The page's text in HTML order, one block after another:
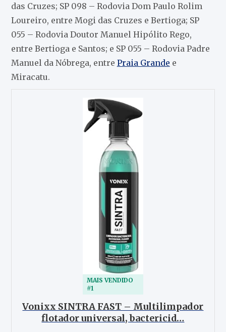
das Cruzes; SP 098 – Rodovia Dom Paulo Rolim
Loureiro, entre Mogi das Cruzes e Bertioga; SP
055 – Rodovia Doutor Manuel Hipólito Rego,
entre Bertioga e Santos; e SP 055 – Rodovia Padre
Manuel da Nóbrega, entre Praia Grande e
Miracatu.
MAIS VENDIDO
#1
Vonixx SINTRA FAST – Multilimpador
flotador universal, bactericid…